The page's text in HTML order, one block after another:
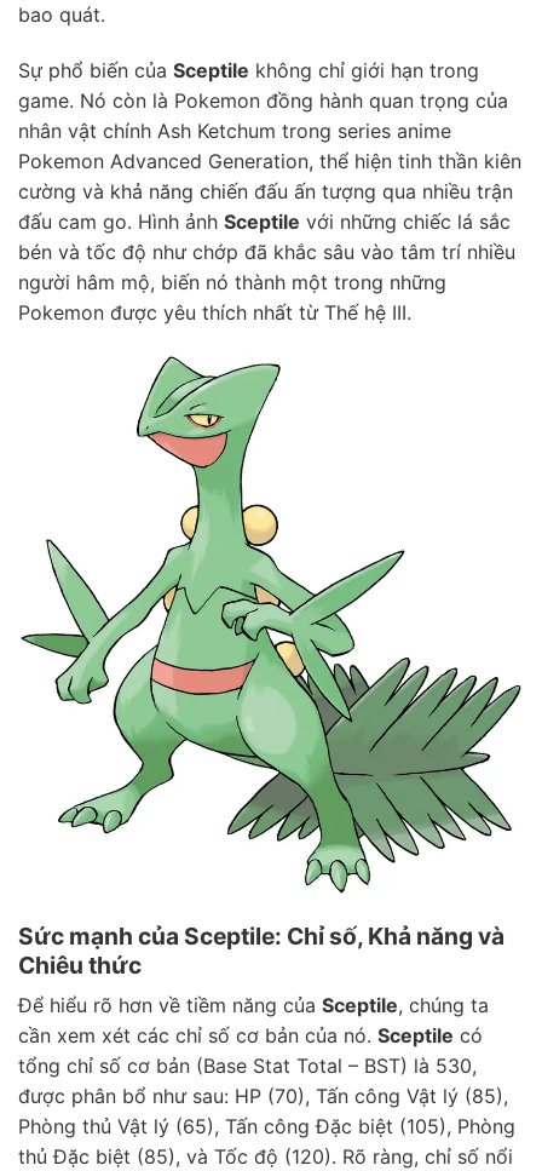
bao quát.
Sự phổ biến của Sceptile không chỉ giới hạn trong
game. Nó còn là Pokemon đồng hành quan trọng của
nhân vật chính Ash Ketchum trong series anime
Pokemon Advanced Generation, thể hiện tinh thần kiên
cường và khả năng chiến đấu ấn tượng qua nhiều trận
đấu cam go. Hình ảnh Sceptile với những chiếc lá sắc
bén và tốc độ như chớp đã khắc sâu vào tâm trí nhiều
người hâm mộ, biến nó thành một trong những
Pokemon được yêu thích nhất từ Thế hệ III.
Sức mạnh của Sceptile: Chỉ số, Khả năng và
Chiêu thức
Để hiểu rõ hơn về tiềm năng của Sceptile, chúng ta
cần xem xét các chỉ số cơ bản của nó. Sceptile có
tổng chỉ số cơ bản (Base Stat Total – BST) là 530,
được phân bổ như sau: HP (70), Tấn công Vật lý (85),
Phòng thủ Vật lý (65), Tấn công Đặc biệt (105), Phòng
thủ Đặc biệt (85), và Tốc độ (120). Rõ ràng, chỉ số nổi